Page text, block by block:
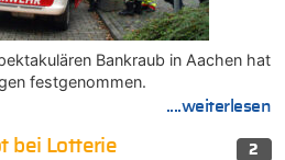
Bankraub in Aachen hat
festgenommen.
....weiterlesen
2
bei Lotterie